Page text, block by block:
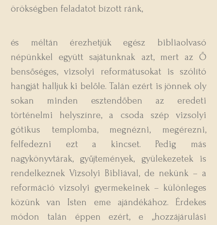
örökségben feladatot bízott ránk,
és méltán érezhetjük egész bibliaolvasó
népünkkel együtt sajátunknak azt, mert az Ő
bensőséges, vizsolyi reformátusokat is szólító
hangját halljuk ki belőle. Talán ezért is jönnek oly
sokan minden esztendőben az eredeti
történelmi helyszínre, a csoda szép vizsolyi
gótikus templomba, megnézni, megérezni,
felfedezni ezt a kincset. Pedig más
nagykönyvtárak, gyűjtemények, gyülekezetek is
rendelkeznek Vizsolyi Bibliával, de nekünk – a
reformáció vizsolyi gyermekeinek – különleges
közünk van Isten eme ajándékához. Érdekes
módon talán éppen ezért, e „hozzájárulási